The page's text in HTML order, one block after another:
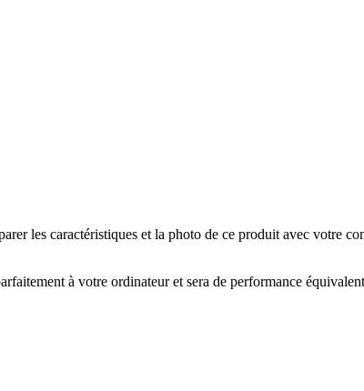
les caractéristiques et la photo de ce produit avec votre
à votre ordinateur et sera de performance